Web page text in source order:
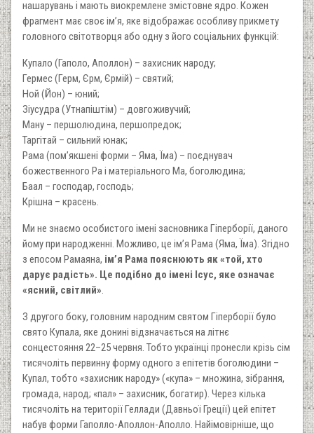
нашарувань і мають виокремлене змістовне ядро. Кожен
фрагмент має своє ім’я, яке відображає особливу прикмету
головного світотворця або одну з його соціальних функцій:
Купало (Гаполо, Аполлон) – захисник народу;
Гермес (Герм, Єрм, Єрмій) – святий;
Ной (Йон) – юний;
Зіусудра (Утнапіштім) – довгоживучий;
Ману – першолюдина, першопредок;
Таргітай – сильний юнак;
Рама (пом’якшені форми – Яма, Їма) – поєднувач
божественного Ра і матеріального Ма, боголюдина;
Баал – господар, господь;
Крішна – красень.
Ми не знаємо особистого імені засновника Гіперборії, даного
йому при народженні. Можливо, це ім’я Рама (Яма, Їма). Згідно
з епосом Рамаяна, ім’я Рама пояснюють як «той, хто
дарує радість». Це подібно до імені Ісус, яке означає
«ясний, світлий»
З другого боку, головним народним святом Гіперборії було
свято Купала, яке донині відзначається на літнє
сонцестояння 22–25 червня. Тобто українці пронесли крізь сім
тисячоліть первинну форму одного з епітетів боголюдини –
Купал, тобто «захисник народу» («купа» – множина, зібрання,
громада, народ; «пал» – захисник, богатир). Через кілька
тисячоліть на території Геллади (Давньої Греції) цей епітет
набув форми Гаполло-Аполлон-Аполло. Найімовірніше, що